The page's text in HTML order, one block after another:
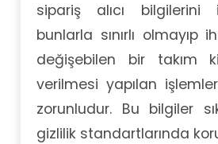
sipariş alıcı bilgilerini
bunlarla sınırlı olmayıp
değişebilen bir takım
verilmesi yapılan
zorunludur. Bu bilgiler
gizlilik standartlarında